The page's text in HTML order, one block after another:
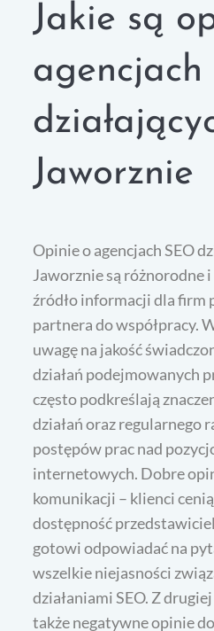
Jakie są
agencjach
Jaworznie
Opinie o agencjach SEO
Jaworznie są różnorodne
źródło informacji dla firm
partnera do współpracy.
uwagę na jakość
działań podejmowanych
często podkreślają
działań oraz regularnego
postępów prac nad
internetowych. Dobre
komunikacji – klienci
dostępność
gotowi odpowiadać na
wszelkie niejasności
działaniami SEO. Z
także negatywne opinie